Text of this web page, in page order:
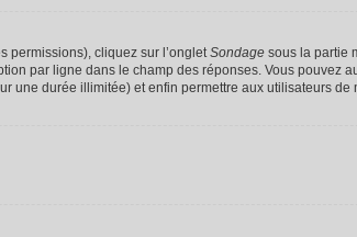
permissions), cliquez sur l’ongletSondage sous la partie
par ligne dans le champ des réponses. Vous pouvez
une durée illimitée) et enfin permettre aux utilisateurs de